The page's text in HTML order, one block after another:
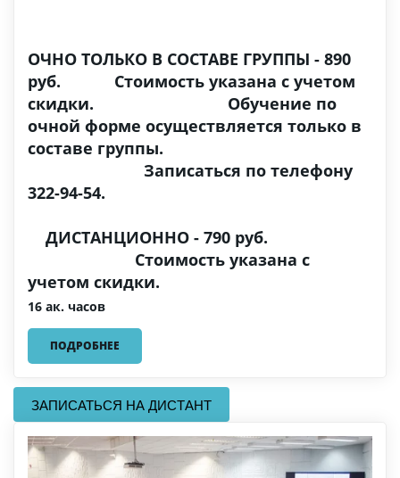
ОЧНО ТОЛЬКО В СОСТАВЕ ГРУППЫ - 890
руб. Стоимость указана с учетом
скидки. Обучение по
очной форме осуществляется только в
составе группы.
Записаться по телефону
322-94-54.
ДИСТАНЦИОННО - 790 руб.
Стоимость указана с
учетом скидки.
16 ак. часов
ПОДРОБНЕЕ
ЗАПИСАТЬСЯ НА ДИСТАНТ